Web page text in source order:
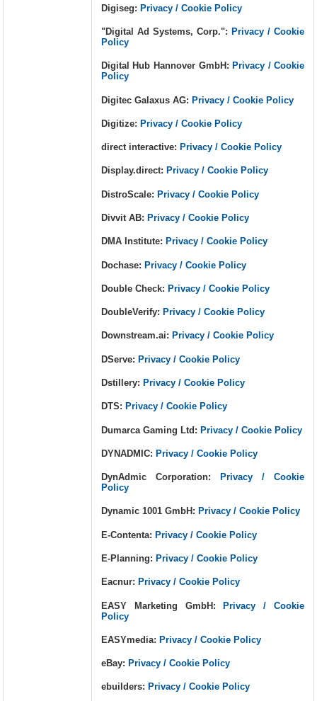
Digiseg: Privacy / Cookie Policy
"Digital Ad Systems, Corp.": Privacy / Cookie
Policy
Digital Hub Hannover GmbH: Privacy / Cookie
Policy
Digitec Galaxus AG: Privacy / Cookie Policy
Digitize: Privacy / Cookie Policy
direct interactive: Privacy / Cookie Policy
Display.direct: Privacy / Cookie Policy
DistroScale: Privacy / Cookie Policy
Divvit AB: Privacy / Cookie Policy
DMA Institute: Privacy / Cookie Policy
Dochase: Privacy / Cookie Policy
Double Check: Privacy / Cookie Policy
DoubleVerify: Privacy / Cookie Policy
Downstream.ai: Privacy / Cookie Policy
DServe: Privacy / Cookie Policy
Dstillery: Privacy / Cookie Policy
DTS: Privacy / Cookie Policy
Dumarca Gaming Ltd: Privacy / Cookie Policy
DYNADMIC: Privacy / Cookie Policy
DynAdmic Corporation:
Privacy / Cookie
Policy
Dynamic 1001 GmbH: Privacy / Cookie Policy
E-Contenta: Privacy / Cookie Policy
E-Planning: Privacy / Cookie Policy
Eacnur: Privacy / Cookie Policy
EASY Marketing GmbH:Privacy / Cookie
Policy
EASYmedia: Privacy / Cookie Policy
eBay: Privacy / Cookie Policy
ebuilders: Privacy / Cookie Policy